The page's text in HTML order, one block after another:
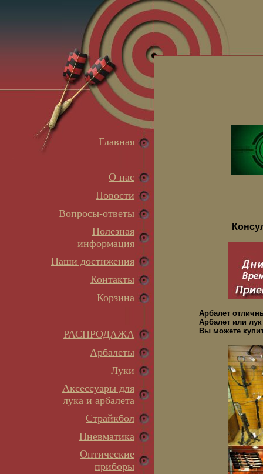
Главная
О нас
Новости
Вопросы-ответы
Полезная
информация
Наши достижения
Контакты
Корзина
РАСПРОДАЖА
Арбалеты
Луки
Аксессуары для
лука и арбалета
Страйкбол
Пневматика
Оптические
приборы
Арбалет
Арбалет или
Вы можете